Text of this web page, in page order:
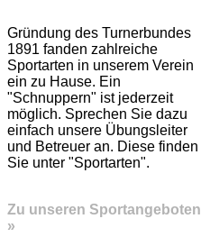
Gründung des Turnerbundes
1891 fanden zahlreiche
Sportarten in unserem Verein
ein zu Hause. Ein
"Schnuppern" ist jederzeit
möglich. Sprechen Sie dazu
einfach unsere Übungsleiter
und Betreuer an. Diese finden
Sie unter "Sportarten".
Zu unseren Sportangeboten
»